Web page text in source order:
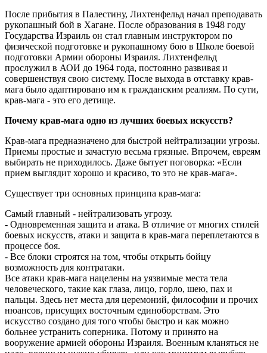
После прибытия в Палестину, Лихтенфельд начал преподавать
рукопашный бой в Хагане. После образования в 1948 году
Государства Израиль он стал главным инструктором по
физической подготовке и рукопашному бою в Школе боевой
подготовки Армии обороны Израиля. Лихтенфельд
прослужил в АОИ до 1964 года, постоянно развивая и
совершенствуя свою систему. После выхода в отставку крав-
мага было адаптировано им к гражданским реалиям. По сути,
крав-мага - это его детище.
Почему крав-мага одно из лучших боевых искусств?
Крав-мага предназначено для быстрой нейтрализации угрозы.
Приемы простые и зачастую весьма грязные. Впрочем, евреям
выбирать не приходилось. Даже бытует поговорка: «Если
прием выглядит хорошо и красиво, то это не крав-мага».
Существует три основных принципа крав-мага:
Самый главный - нейтрализовать угрозу.
- Одновременная защита и атака. В отличие от многих стилей
боевых искусств, атаки и защита в крав-мага переплетаются в
процессе боя.
- Все блоки строятся на том, чтобы открыть бойцу
возможность для контратаки.
Все атаки крав-мага нацелены на уязвимые места тела
человеческого, такие как глаза, лицо, горло, шею, пах и
пальцы. Здесь нет места для церемоний, философии и прочих
нюансов, присущих восточным единоборствам. Это
искусство создано для того чтобы быстро и как можно
больнее устранить соперника. Потому и принято на
вооружение армией обороны Израиля. Военным кланяться не